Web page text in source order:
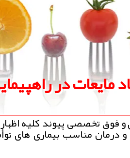
در
فوق تخصصی پیوند کلیه
و درمان مناسب بیماری های